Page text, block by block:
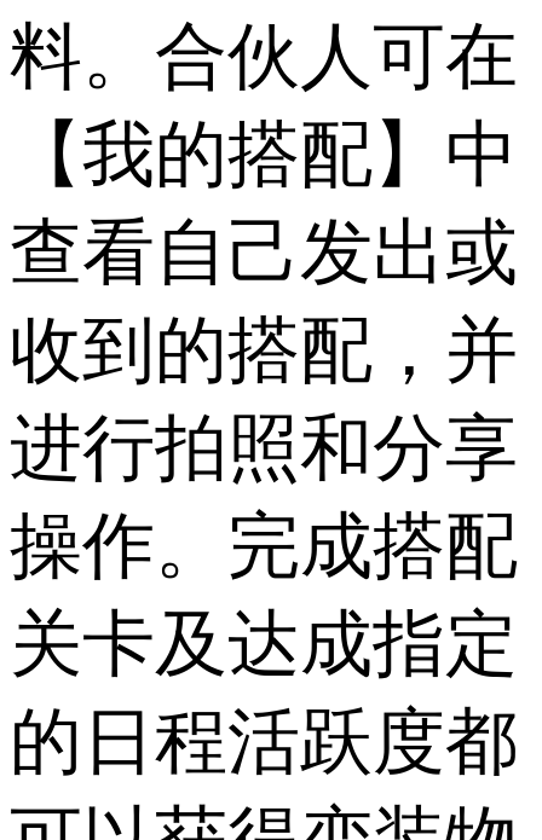
料。合伙人可在
【我的搭配】中
查看自己发出或
收到的搭配，并
进行拍照和分享
操作。完成搭配
关卡及达成指定
的日程活跃度都